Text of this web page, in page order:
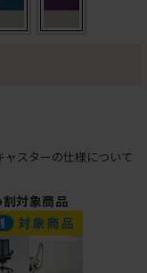
ャスターの仕様について
対象商品